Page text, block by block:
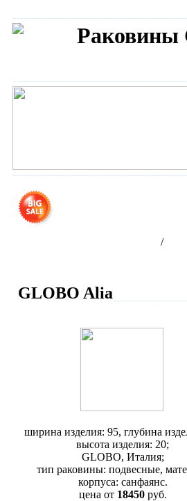
Раковины
/
GLOBO Alia
ширина изделия: 95, глубина
высота изделия: 20;
GLOBO, Италия;
тип раковины: подвесные,
корпуса: санфаянс.
цена от18450 руб.